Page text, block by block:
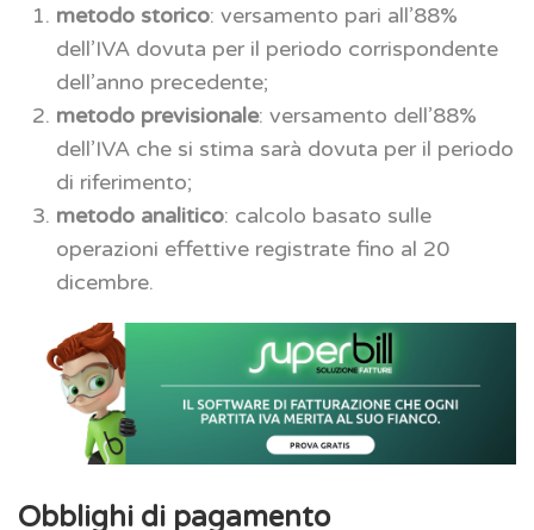
metodo storico: versamento pari all’88%
dell’IVA dovuta per il periodo corrispondente
dell’anno precedente;
metodo previsionale: versamento dell’88%
dell’IVA che si stima sarà dovuta per il periodo
di riferimento;
metodo analitico: calcolo basato sulle
operazioni effettive registrate fino al 20
dicembre.
Obblighi di pagamento